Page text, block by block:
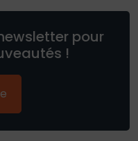
pour
!